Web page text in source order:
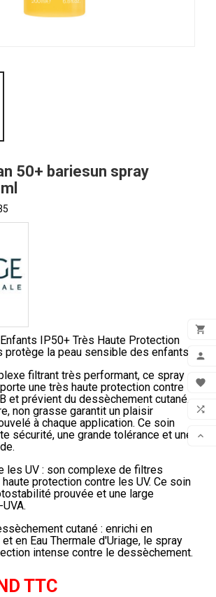





50+ bariesun spray
IP50+ Très Haute Protection
protège la peau sensible des enfants.
filtrant très performant, ce spray
une très haute protection contre
et prévient du dessèchement cutané.
non grasse garantit un plaisir
à chaque application. Ce soin
sécurité, une grande tolérance et une
les UV : son complexe de filtres
protection contre les UV. Ce soin
prouvée et une large
cutané : enrichi en
en Eau Thermale d'Uriage, le spray
intense contre le dessèchement.
TTC